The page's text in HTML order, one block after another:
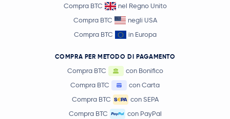
Compra BTC
nel Regno Unito
Compra BTC
negli USA
Compra BTC
in Europa
COMPRA PER METODO DI PAGAMENTO
Compra BTC
con Bonifico
Compra BTC
con Carta
Compra BTC
con SEPA
Compra BTC
con PayPal